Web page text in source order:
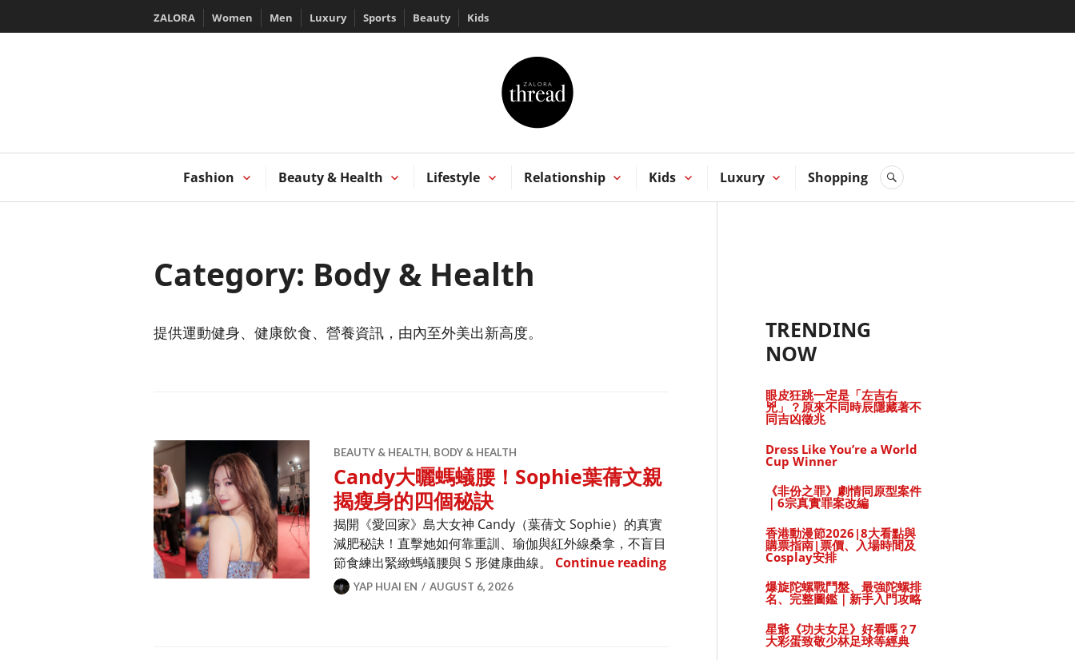
to
ZALORA Women Men Luxury Sports Beauty Kids
THREAD by ZALORA Hong
Kong
Fashion Beauty & Health Lifestyle Relationship Kids Luxury Shopping SEARCH
Category: Body & Health
提供運動健身、健康飲食、營養資訊，由內至外美出新高度。
BEAUTY & HEALTH, BODY & HEALTH
Candy大曬螞蟻腰！Sophie葉蒨文親
揭瘦身的四個秘訣
揭開《愛回家》島大女神 Candy（葉蒨文 Sophie）的真實
減肥秘訣！直擊她如何靠重訓、瑜伽與紅外線桑拿，不盲目
節食練出緊緻螞蟻腰與 S 形健康曲線。 Continue readingCandy大曬螞蟻腰！Sophie葉蒨文親揭瘦身的四個秘訣
YAP HUAI EN AUGUST 6, 2026
TRENDING
NOW
眼皮狂跳一定是「左吉右
兇」？原來不同時辰隱藏著不
同吉凶徵兆
Dress Like You’re a World
Cup Winner
《非份之罪》劇情同原型案件
｜6宗真實罪案改編
香港動漫節2026|8大看點與
購票指南|票價、入場時間及
Cosplay安排
爆旋陀螺戰鬥盤、最強陀螺排
名、完整圖鑑｜新手入門攻略
星爺《功夫女足》好看嗎？7
大彩蛋致敬少林足球等經典